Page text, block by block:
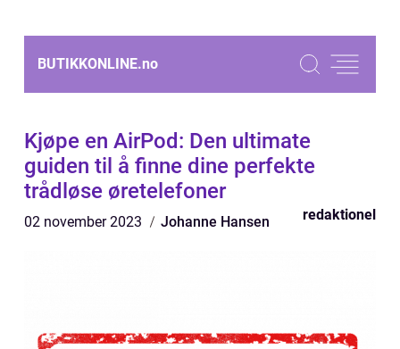
BUTIKKONLINE.no
Kjøpe en AirPod: Den ultimate
guiden til å finne dine perfekte
trådløse øretelefoner
02 november 2023 Johanne Hansen redaktionel